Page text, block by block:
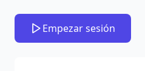
Empezar sesión